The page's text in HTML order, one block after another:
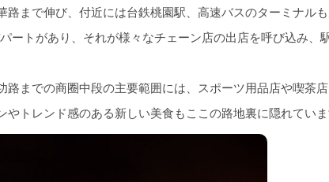
まで伸び、付近には台鉄桃園駅、高速バスのターミナル
ートがあり、それが様々なチェーン店の出店を呼び込み、
までの商圈中段の主要範囲には、スポーツ用品店や喫茶
トレンド感のある新しい美食もここの路地裏に隠れていま